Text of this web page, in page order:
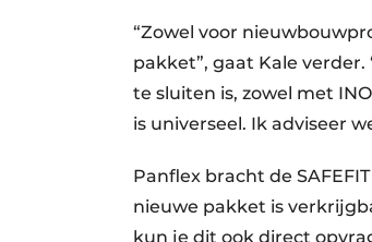
“Zowel voor
pakket”, gaat Kale
te sluiten is, zowel met
is universeel. Ik adviseer
Panflex bracht de
nieuwe pakket is
kun je dit ook direct